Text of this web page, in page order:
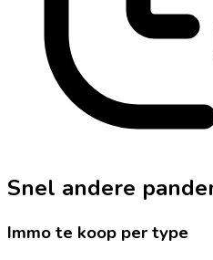
Snel andere
Immo te koop per type